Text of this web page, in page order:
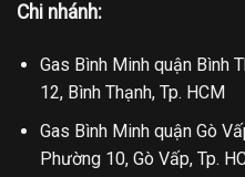
Chi nhánh:
Gas Bình Minh quận Bình
12, Bình Thạnh, Tp. HCM
Gas Bình Minh quận Gò
Phường 10, Gò Vấp, Tp.